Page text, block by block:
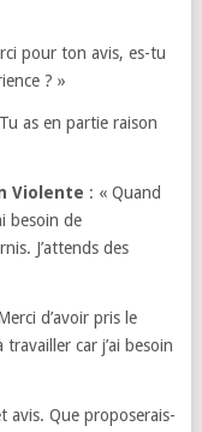
pour ton avis, es-tu
? »
as en partie raison
Violente : « Quand
besoin de
J’attends des
d’avoir pris le
car j’ai besoin
avis. Que proposerais-